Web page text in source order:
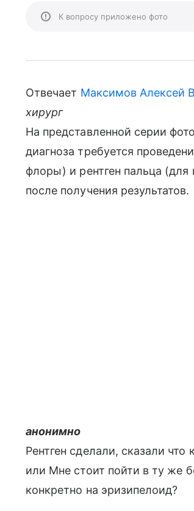
К вопросу приложено фото
Отвечает Максимов Алексей
хирург
На представленной серии
диагноза требуется
флоры) и рентген пальца
после получения результатов.
анонимно
Рентген сделали, сказали
или Мне стоит пойти в ту же
конкретно на эризипелоид?